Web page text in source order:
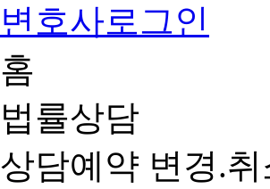
변호사로그인
홈
법률상담
상담예약 변경.취